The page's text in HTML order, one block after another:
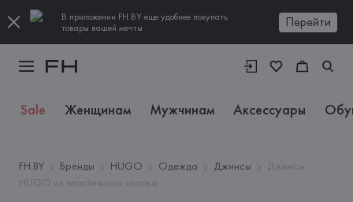
В приложении FH.BY еще удобнее покупать
товары вашей мечты
Перейти
Sale Женщинам Мужчинам Аксессуары
FH.BY Бренды HUGO Одежда Джинсы
Джинсы
HUGO из эластичного хлопка